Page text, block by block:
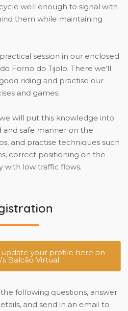
well enough to signal with
them while maintaining
session in our enclosed
Forno do Tijolo. There we’ll
riding and practise our
and games.
will put this knowledge into
safe manner on the
and practise techniques such
correct positioning on the
with low traffic flows.
update your profile here on
Balcão Virtual
following questions, answer
and send in an email to